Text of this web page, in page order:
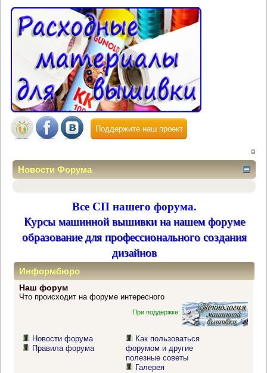
Поддержите наш проект
Новости Форума
Все СП нашего форума.
Курсы машинной вышивки на нашем форуме
образование для профессионального создания
дизайнов
Информбюро
Наш форум
Что происходит на форуме интересного
При поддержке:
Новости форума
Правила форума
Как пользоваться
форумом и другие
полезные советы
Галерея